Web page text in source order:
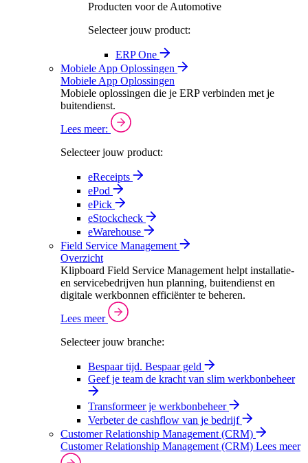
Producten voor de Automotive
Selecteer jouw product:
ERP One
Mobiele App Oplossingen
Mobiele App Oplossingen
Mobiele oplossingen die je ERP verbinden met je
buitendienst.
Lees meer:
Selecteer jouw product:
eReceipts
ePod
ePick
eStockcheck
eWarehouse
Field Service Management
Overzicht
Klipboard Field Service Management helpt installatie-
en servicebedrijven hun planning, buitendienst en
digitale werkbonnen efficiënter te beheren.
Lees meer
Selecteer jouw branche:
Bespaar tijd. Bespaar geld
Geef je team de kracht van slim werkbonbeheer
Transformeer je werkbonbeheer
Verbeter de cashflow van je bedrijf
Customer Relationship Management (CRM)
Customer Relationship Management (CRM) Lees meer